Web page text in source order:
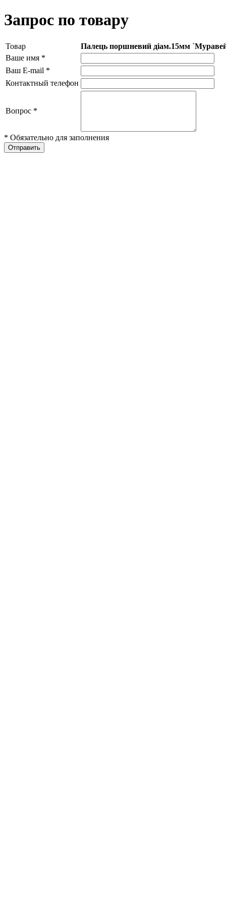
Запрос по товару
Товар
Палець поршневий діам.15мм
Ваше имя *
Ваш E-mail *
Контактный телефон
Вопрос *
* Обязательно для заполнения
Отправить